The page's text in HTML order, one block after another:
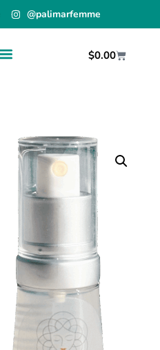
@palimarfemme
$0.00